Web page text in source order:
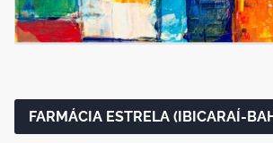
FARMÁCIA ESTRELA (IBICARAÍ-